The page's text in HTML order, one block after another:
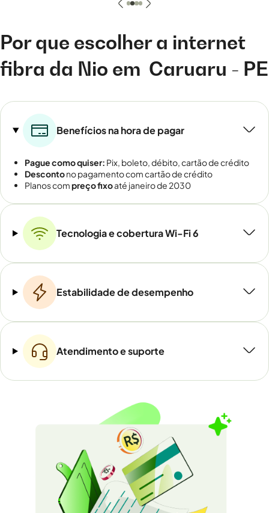
Por que escolher a internet
fibra da Nio em Caruaru - PE
Benefícios na hora de pagar
Pague como quiser: Pix, boleto, débito, cartão de crédito
Descontono pagamento com cartão de crédito
Planos compreço fixoaté janeiro de 2030
Tecnologia e cobertura Wi-Fi 6
Estabilidade de desempenho
Atendimento e suporte